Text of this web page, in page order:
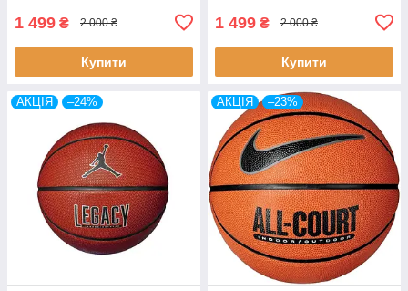
1 499 ₴ 2 000 ₴
Купити
1 499 ₴ 2 000 ₴
Купити
АКЦІЯ –24% АКЦІЯ –23%